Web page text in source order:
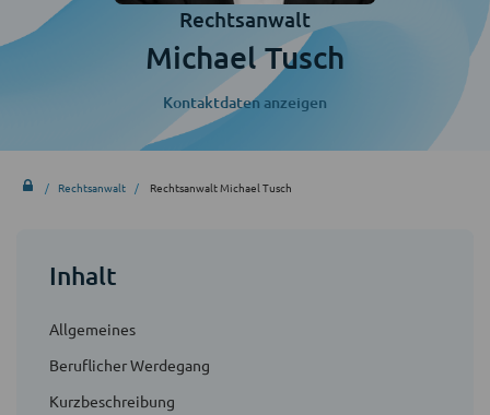
Rechtsanwalt
Michael Tusch
Kontaktdaten anzeigen
Rechtsanwalt Rechtsanwalt Michael Tusch
Inhalt
Allgemeines
Beruflicher Werdegang
Kurzbeschreibung